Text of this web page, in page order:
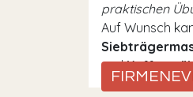
praktischen
Auf Wunsch
und